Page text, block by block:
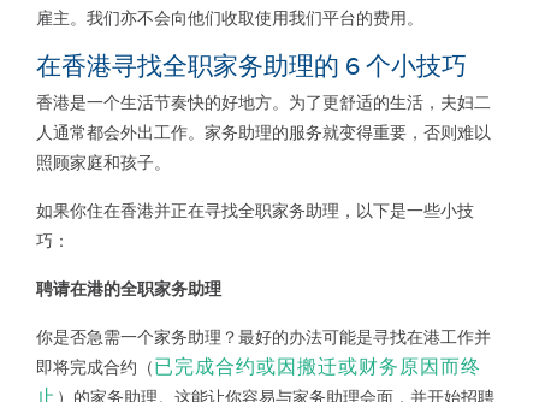
雇主。我们亦不会向他们收取使用我们平台的费用。
在香港寻找全职家务助理的 6 个小技巧
香港是一个生活节奏快的好地方。为了更舒适的生活，夫妇二
人通常都会外出工作。家务助理的服务就变得重要，否则难以
照顾家庭和孩子。
如果你住在香港并正在寻找全职家务助理，以下是一些小技
巧：
聘请在港的全职家务助理
你是否急需一个家务助理？最好的办法可能是寻找在港工作并
即将完成合约（已完成合约或因搬迁或财务原因而终
）的家务助理。这能让你容易与家务助理会面，并开始招聘